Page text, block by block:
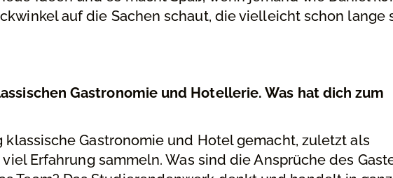
auf die Sachen schaut, die vielleicht schon lange
Gastronomie und Hotellerie. Was hat dich zum
klassische Gastronomie und Hotel gemacht, zuletzt als
Erfahrung sammeln. Was sind die Ansprüche des